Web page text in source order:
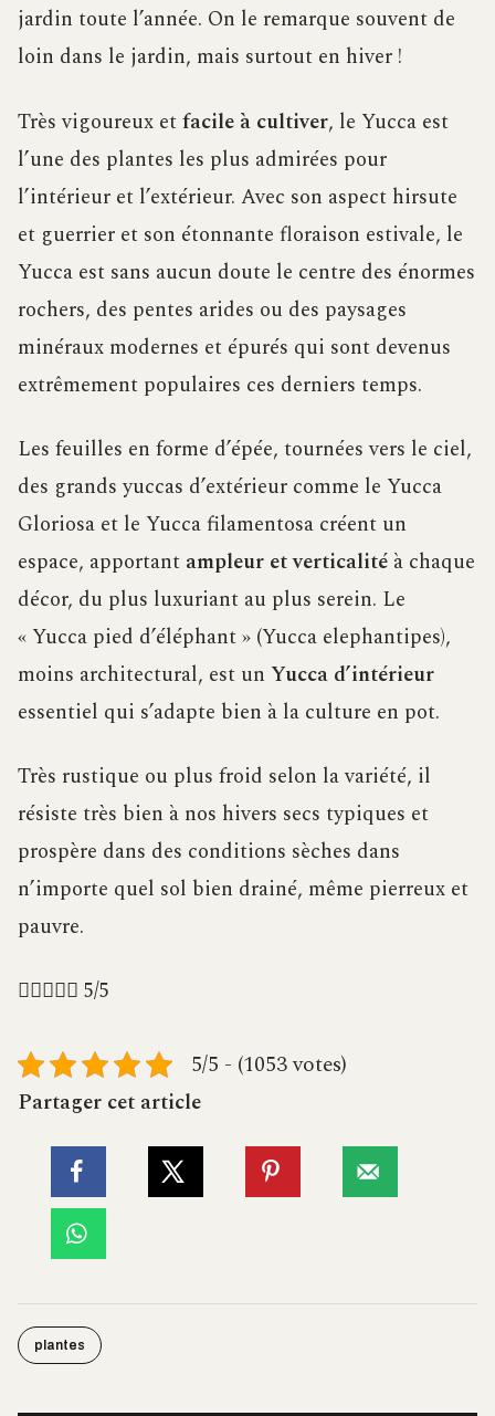
jardin toute l’année. On le remarque souvent de
loin dans le jardin, mais surtout en hiver !
Très vigoureux etfacile à cultiver, le Yucca est
l’une des plantes les plus admirées pour
l’intérieur et l’extérieur. Avec son aspect hirsute
et guerrier et son étonnante floraison estivale, le
Yucca est sans aucun doute le centre des énormes
rochers, des pentes arides ou des paysages
minéraux modernes et épurés qui sont devenus
extrêmement populaires ces derniers temps.
Les feuilles en forme d’épée, tournées vers le ciel,
des grands yuccas d’extérieur comme le Yucca
Gloriosa et le Yucca filamentosa créent un
espace, apportant ampleur et verticalité à chaque
décor, du plus luxuriant au plus serein. Le
« Yucca pied d’éléphant » (Yucca elephantipes),
moins architectural, est un Yucca d’intérieur
essentiel qui s’adapte bien à la culture en pot.
Très rustique ou plus froid selon la variété, il
résiste très bien à nos hivers secs typiques et
prospère dans des conditions sèches dans
n’importe quel sol bien drainé, même pierreux et
pauvre.
 5/5
5/5 - (1053 votes)
Partager cet article
plantes